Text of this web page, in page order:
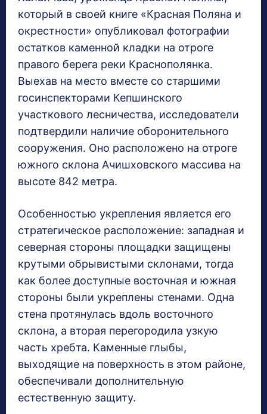
который в своей книге «Красная Поляна и
окрестности» опубликовал фотографии
остатков каменной кладки на отроге
правого берега реки Краснополянка.
Выехав на место вместе со старшими
госинспекторами Кепшинского
участкового лесничества, исследователи
подтвердили наличие оборонительного
сооружения. Оно расположено на отроге
южного склона Ачишховского массива на
высоте 842 метра.
Особенностью укрепления является его
стратегическое расположение: западная и
северная стороны площадки защищены
крутыми обрывистыми склонами, тогда
как более доступные восточная и южная
стороны были укреплены стенами. Одна
стена протянулась вдоль восточного
склона, а вторая перегородила узкую
часть хребта. Каменные глыбы,
выходящие на поверхность в этом районе,
обеспечивали дополнительную
естественную защиту.